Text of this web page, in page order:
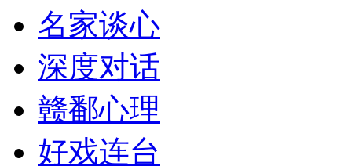
名家谈心
深度对话
赣鄱心理
好戏连台